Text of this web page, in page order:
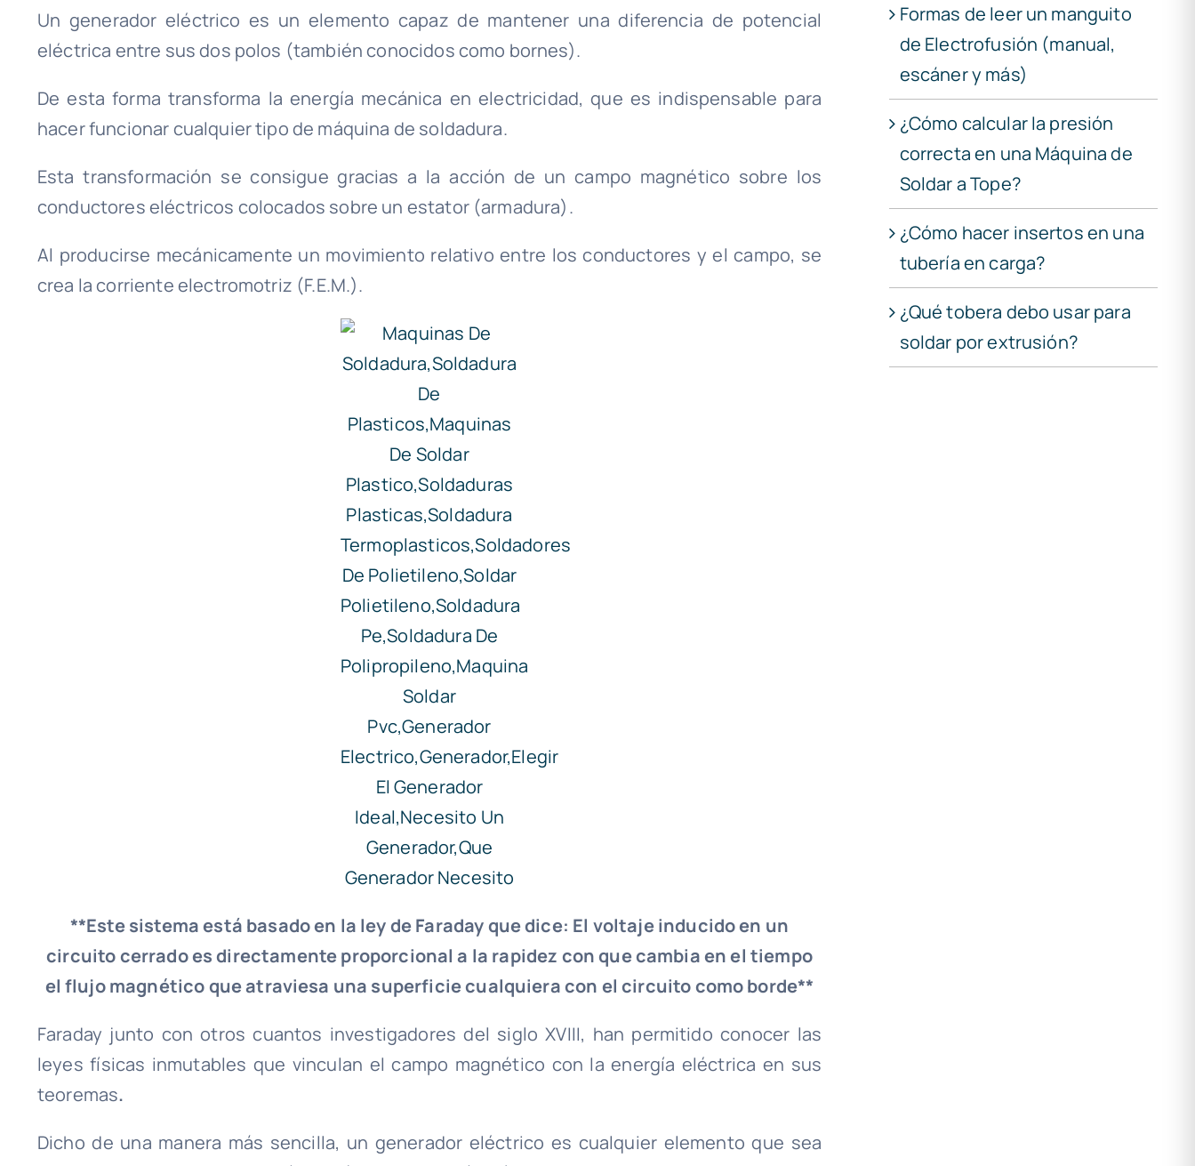
Un generador eléctrico es un elemento capaz de mantener una diferencia de potencial
eléctrica entre sus dos polos (también conocidos como bornes).
De esta forma transforma la energía mecánica en electricidad, que es indispensable para
hacer funcionar cualquier tipo de máquina de soldadura.
Esta transformación se consigue gracias a la acción de un campo magnético sobre los
conductores eléctricos colocados sobre un estator (armadura).
Al producirse mecánicamente un movimiento relativo entre los conductores y el campo, se
crea la corriente electromotriz (F.E.M.).
**Este sistema está basado en la ley de Faraday que dice: El voltaje inducido en un
circuito cerrado es directamente proporcional a la rapidez con que cambia en el tiempo
el flujo magnético que atraviesa una superficie cualquiera con el circuito como borde**
Faraday junto con otros cuantos investigadores del siglo XVIII, han permitido conocer las
leyes físicas inmutables que vinculan el campo magnético con la energía eléctrica en sus
teoremas.
Dicho de una manera más sencilla, un generador eléctrico es cualquier elemento que sea
Formas de leer un manguito
de Electrofusión (manual,
escáner y más)
¿Cómo calcular la presión
correcta en una Máquina de
Soldar a Tope?
¿Cómo hacer insertos en una
tubería en carga?
¿Qué tobera debo usar para
soldar por extrusión?